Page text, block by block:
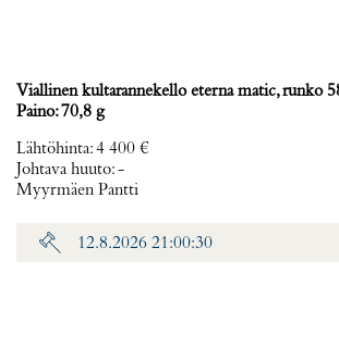
Viallinen kultarannekello eterna matic, runko
Paino: 70,8 g
Lähtöhinta:4 400 €
Johtava huuto:-
Myyrmäen Pantti
12.8.2026 21:00:30